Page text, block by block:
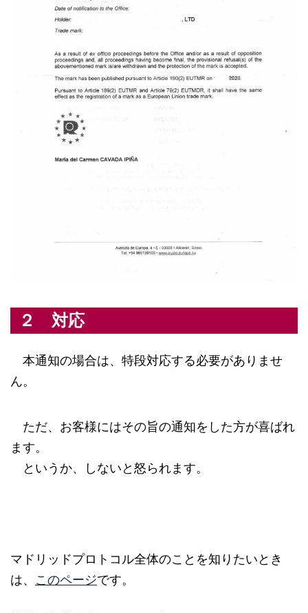
２ 対応
本通知の場合は、特段対応する必要がありませ
ん。
ただ、お客様にはその旨の通知をした方が喜ばれ
ます。
というか、しないと怒られます。
マドリッドプロトコル全体のことを知りたいとき
は、 このページです。